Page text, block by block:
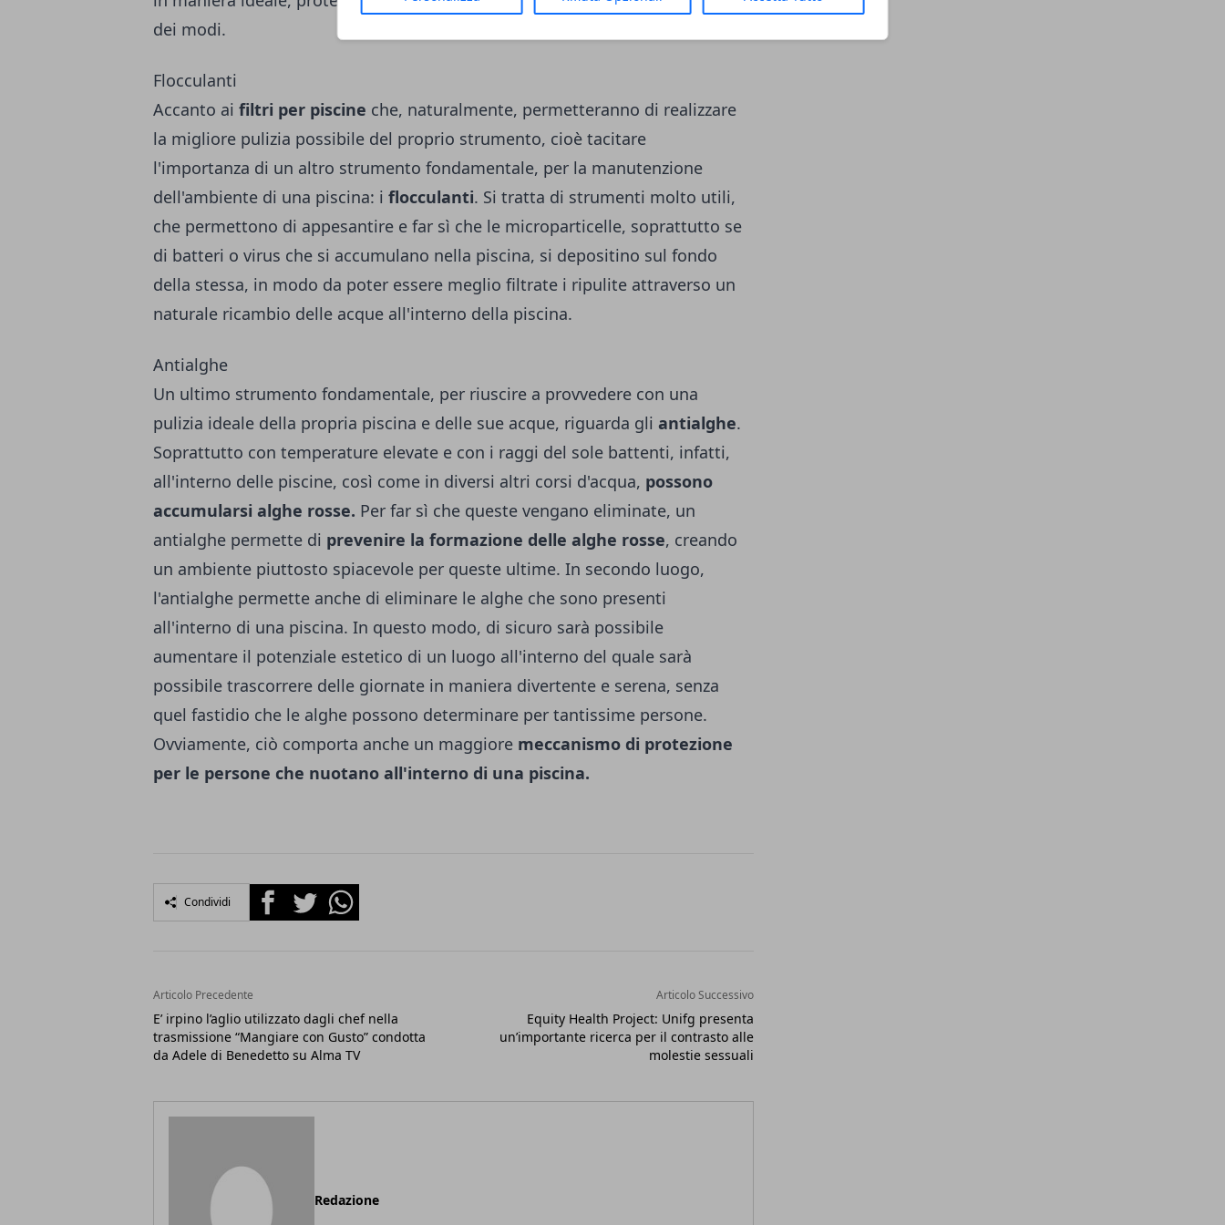
dei modi.
Flocculanti
Accanto ai filtri per piscine che, naturalmente, permetteranno di realizzare
la migliore pulizia possibile del proprio strumento, cioè tacitare
l'importanza di un altro strumento fondamentale, per la manutenzione
dell'ambiente di una piscina: i flocculanti. Si tratta di strumenti molto utili,
che permettono di appesantire e far sì che le microparticelle, soprattutto se
di batteri o virus che si accumulano nella piscina, si depositino sul fondo
della stessa, in modo da poter essere meglio filtrate i ripulite attraverso un
naturale ricambio delle acque all'interno della piscina.
Antialghe
Un ultimo strumento fondamentale, per riuscire a provvedere con una
pulizia ideale della propria piscina e delle sue acque, riguarda gli antialghe.
Soprattutto con temperature elevate e con i raggi del sole battenti, infatti,
all'interno delle piscine, così come in diversi altri corsi d'acqua, possono
accumularsi alghe rosse. Per far sì che queste vengano eliminate, un
antialghe permette di prevenire la formazione delle alghe rosse, creando
un ambiente piuttosto spiacevole per queste ultime. In secondo luogo,
l'antialghe permette anche di eliminare le alghe che sono presenti
all'interno di una piscina. In questo modo, di sicuro sarà possibile
aumentare il potenziale estetico di un luogo all'interno del quale sarà
possibile trascorrere delle giornate in maniera divertente e serena, senza
quel fastidio che le alghe possono determinare per tantissime persone.
Ovviamente, ciò comporta anche un maggiore meccanismo di protezione
per le persone che nuotano all'interno di una piscina.
Condividi FacebookTwitterWhatsapp
Articolo Precedente
E’ irpino l’aglio utilizzato dagli chef nella
trasmissione “Mangiare con Gusto” condotta
da Adele di Benedetto su Alma TV
Articolo Successivo
Equity Health Project: Unifg presenta
un’importante ricerca per il contrasto alle
molestie sessuali
Redazione